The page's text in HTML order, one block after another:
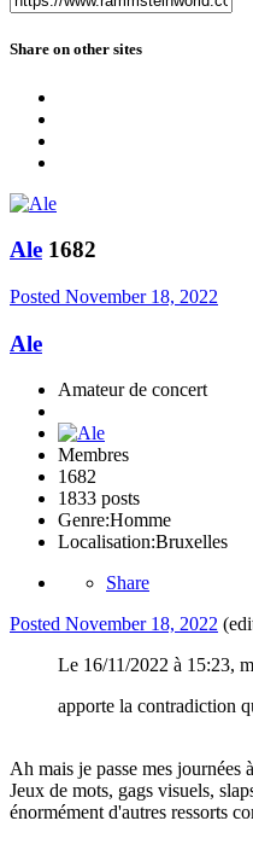
Share on other sites
Ale 1682
Posted November 18, 2022
Ale
Amateur de concert
Membres
1682
1833 posts
Genre:Homme
Localisation:Bruxelles
Share
Posted November 18, 2022
Le 16/11/2022 à 15:23,
apporte la contradiction
Ah mais je passe mes journées
Jeux de mots, gags visuels,
énormément d'autres ressorts